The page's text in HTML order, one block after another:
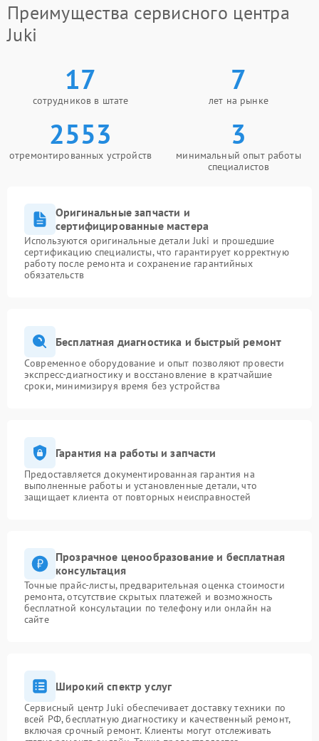
Преимущества сервисного центра
Juki
17
сотрудников в штате
7
лет на рынке
2553
отремонтированных устройств
3
минимальный опыт работы
специалистов
Оригинальные запчасти и
сертифицированные мастера
Используются оригинальные детали Juki и прошедшие
сертификацию специалисты, что гарантирует корректную
работу после ремонта и сохранение гарантийных
обязательств
Бесплатная диагностика и быстрый ремонт
Современное оборудование и опыт позволяют провести
экспресс-диагностику и восстановление в кратчайшие
сроки, минимизируя время без устройства
Гарантия на работы и запчасти
Предоставляется документированная гарантия на
выполненные работы и установленные детали, что
защищает клиента от повторных неисправностей
Прозрачное ценообразование и бесплатная
консультация
Точные прайс-листы, предварительная оценка стоимости
ремонта, отсутствие скрытых платежей и возможность
бесплатной консультации по телефону или онлайн на
сайте
Широкий спектр услуг
Сервисный центр Juki обеспечивает доставку техники по
всей РФ, бесплатную диагностику и качественный ремонт,
включая срочный ремонт. Клиенты могут отслеживать